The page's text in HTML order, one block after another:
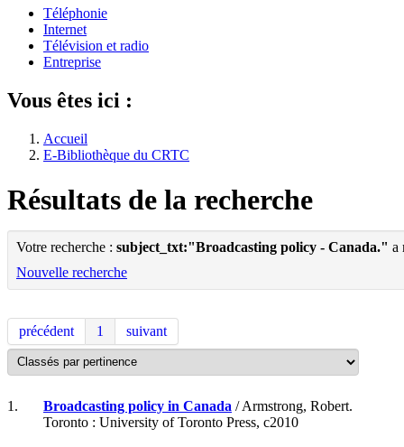
Téléphonie
Internet
Télévision et radio
Entreprise
Vous êtes ici :
Accueil
E-Bibliothèque du CRTC
Résultats de la recherche
Votre recherche : subject_txt:"Broadcasting policy - Canada." a
Nouvelle recherche
précédent 1 suivant
1. Broadcasting policy in Canada / Armstrong, Robert.
Toronto : University of Toronto Press, c2010